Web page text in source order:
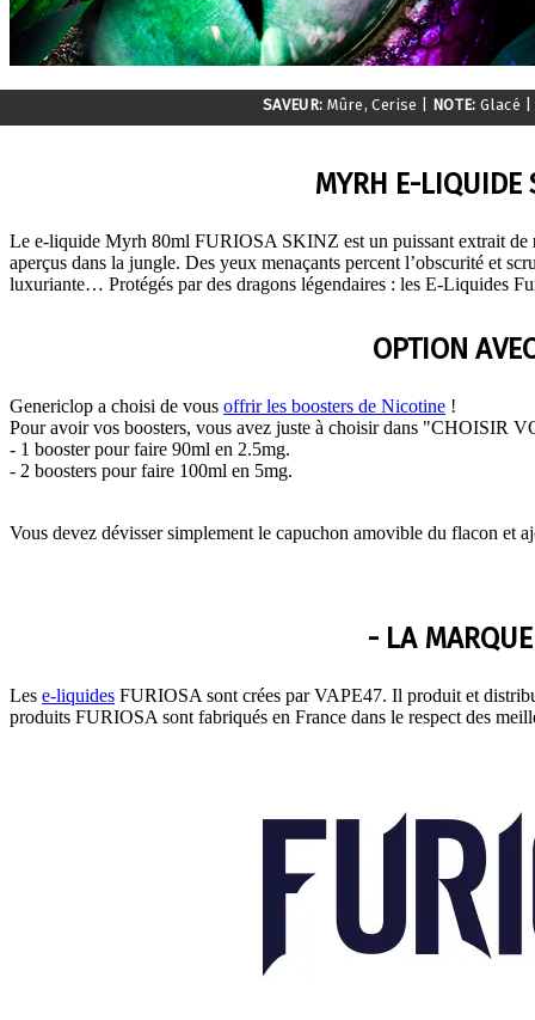
SAVEUR: Mûre, Cerise NOTE: Glacé
MYRH E-LIQUIDE
Le e-liquide Myrh 80ml FURIOSA SKINZ est un puissant extrait de
aperçus dans la jungle. Des yeux menaçants percent l’obscurité et
luxuriante… Protégés par des dragons légendaires : les E-Liquides
OPTION
Genericlop a choisi de vous offrir les boosters de Nicotine !
Pour avoir vos boosters, vous avez juste à choisir dans "CHOISIR
- 1 booster pour faire 90ml en 2.5mg.
- 2 boosters pour faire 100ml en 5mg.
Vous devez dévisser simplement le capuchon amovible du flacon et
- LA
Les e-liquides FURIOSA sont crées par VAPE47. Il produit et
produits FURIOSA sont fabriqués en France dans le respect des